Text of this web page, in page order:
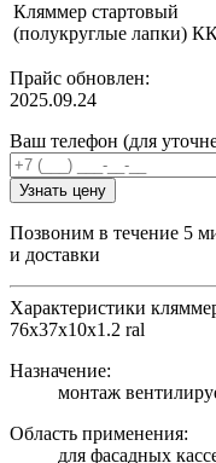
Кляммер стартовый
(полукруглые лапки)
Прайс обновлен:
2025.09.24
Ваш телефон (для
Узнать цену
Позвоним в течение 5
и доставки
Характеристики
76х37х10x1.2 ral
Назначение:
монтаж
Область применения:
для фасадных